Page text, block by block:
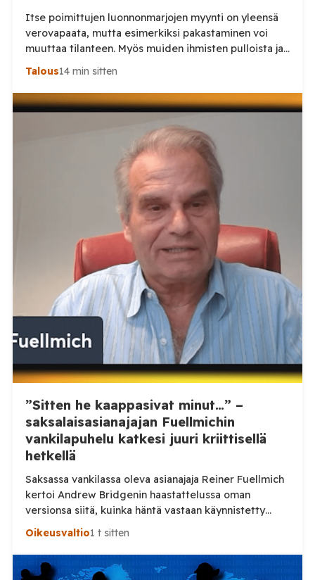
Itse poimittujen luonnonmarjojen myynti on yleensä
verovapaata, mutta esimerkiksi pakastaminen voi
muuttaa tilanteen. Myös muiden ihmisten pulloista ja
tölkeistä saadut panttirahat ovat veronalaista
marjastuskauden ollessa parhaimmillaan moni
suomalainen hankkii lisätuloja myymällä itse
poimimiaan marjoja tai palauttamalla pulloja ja
tölkkejä. Keskuskauppakamarin mukaan näihin
liittyvät verosäännöt eivät kuitenkaan ole kaikille
tuttuja. Tilaa Posi […]
Talous14 min sitten
”Sitten he kaappasivat minut…” –
saksalaisasianajajan Fuellmichin
vankilapuhelu katkesi juuri kriittisellä
hetkellä
Saksassa vankilassa oleva asianajaja Reiner Fuellmich
kertoi Andrew Bridgenin haastattelussa oman
versionsa siitä, kuinka häntä vastaan käynnistetty
rikosprosessi sai alkunsa. Juuri kun Fuellmich pääsi
katkesi. Bridgenin mukaan ajankohta herätti
kysymyksiä. Saksalaisen asianajajan Reiner Fuellmichin
Oikeusvaltio1 t sitten